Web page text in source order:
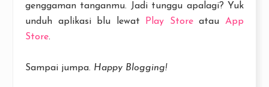
genggaman tanganmu. Jadi tunggu apalagi? Yuk
unduh aplikasi blu lewat
Play StoreatauApp
Store.
Sampai jumpa. Happy Blogging!